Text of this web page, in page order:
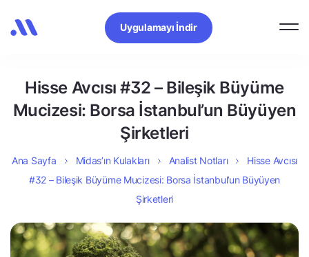
Uygulamayı İndir
Hisse Avcısı #32 – Bileşik Büyüme
Mucizesi: Borsa İstanbul’un Büyüyen
Şirketleri
Ana Sayfa Midas’ın Kulakları Analist Notları
Hisse Avcısı
#32 – Bileşik Büyüme Mucizesi: Borsa İstanbul’un Büyüyen
Şirketleri